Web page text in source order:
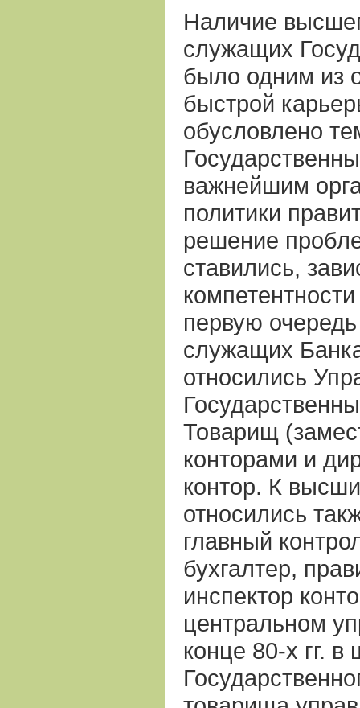
Наличие
служащих
было одним из
быстрой
обусловлено
важнейшим
политики
решение
ставились,
первую
служащих
относились
Товарищ
конторами и
контор. К
относились
главный
бухгалтер,
инспектор
центральном
конце 80-х гг. в